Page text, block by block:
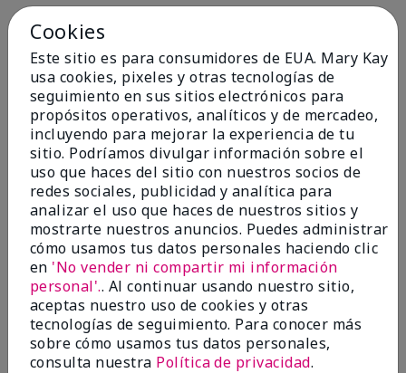
Not a favorite
EnviadoHace 9 meses
por Bette B.
deGreen Valley
Comprador verificado
Evaluado en
marykay.com/en-us/
Comentarios sobre Mary Kay Chromafusion®
Blush
The blush is hard to get used to - it goes on very
heavy and then needs to be softened. I think I will
stick with my old brand for now.
Mostrar Traducción
ConclusiónNo, no recomendaría a un amigo
¿Le ha resultado útil esta
Cookies
Este sitio es para consumidores de EUA. Mary Kay
usa cookies, pixeles y otras tecnologías de
seguimiento en sus sitios electrónicos para
propósitos operativos, analíticos y de mercadeo,
incluyendo para mejorar la experiencia de tu
sitio. Podríamos divulgar información sobre el
uso que haces del sitio con nuestros socios de
redes sociales, publicidad y analítica para
analizar el uso que haces de nuestros sitios y
mostrarte nuestros anuncios. Puedes administrar
cómo usamos tus datos personales haciendo clic
en 'No vender ni compartir mi información
personal'.. Al continuar usando nuestro sitio,
aceptas nuestro uso de cookies y otras
tecnologías de seguimiento. Para conocer más
sobre cómo usamos tus datos personales,
consulta nuestra Política de privacidad.